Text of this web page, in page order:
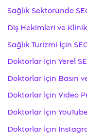
Sağlık Sektöründe
Diş Hekimleri ve
Sağlık Turizmi İçin
Doktorlar İçin Yerel
Doktorlar İçin Basın
Doktorlar İçin Video
Doktorlar İçin
Doktorlar İçin